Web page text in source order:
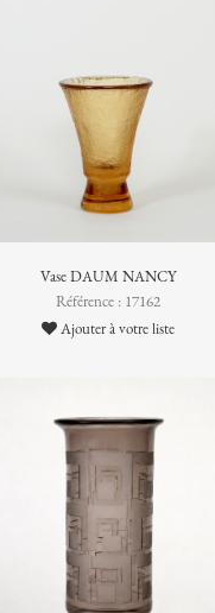
Vase DAUM NANCY
Référence : 17162
Ajouter à votre liste